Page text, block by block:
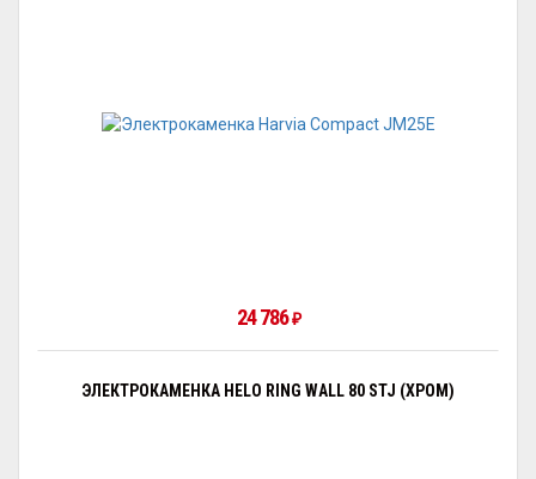
24 786 ₽
ЭЛЕКТРОКАМЕНКА HELO RING WALL 80 STJ (ХРОМ)